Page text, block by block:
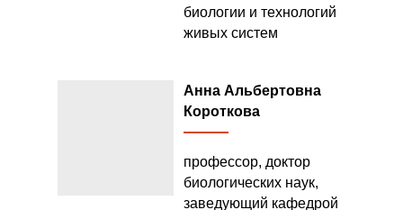
биологии и технологий
живых систем
Анна Альбертовна
Короткова
профессор, доктор
биологических наук,
заведующий кафедрой